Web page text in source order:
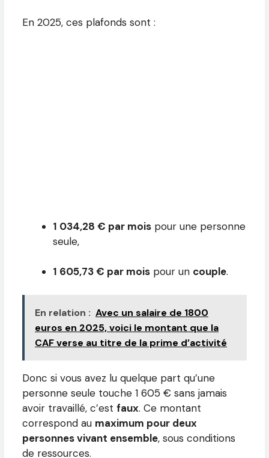
En 2025, ces plafonds sont :
1 034,28 € par mois pour une personne
seule,
1 605,73 € par mois pour un couple.
En relation : Avec un salaire de 1800
euros en 2025, voici le montant que la
CAF verse au titre de la prime d’activité
Donc si vous avez lu quelque part qu’une
personne seule touche 1 605 € sans jamais
avoir travaillé, c’est faux. Ce montant
correspond au maximum pour deux
personnes vivant ensemble, sous conditions
de ressources.